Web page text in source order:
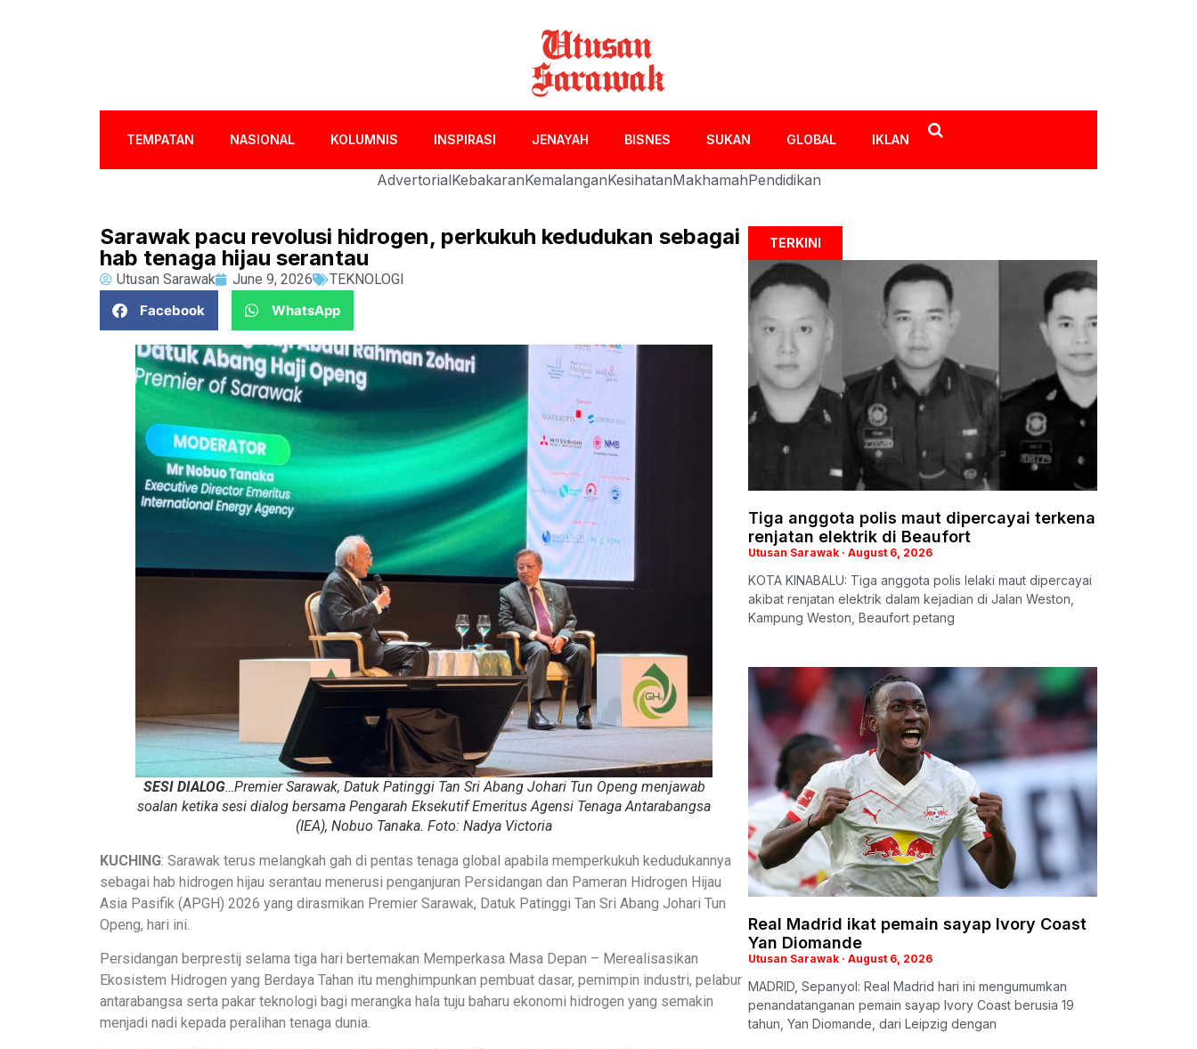
TEMPATAN NASIONAL KOLUMNIS INSPIRASI JENAYAH BISNES SUKAN GLOBAL IKLAN
AdvertorialKebakaranKemalanganKesihatanMakhamahPendidikan
Sarawak pacu revolusi hidrogen, perkukuh kedudukan sebagai
hab tenaga hijau serantau
Utusan Sarawak June 9, 2026
TEKNOLOGI
Facebook
WhatsApp
SESI DIALOG…Premier Sarawak, Datuk Patinggi Tan Sri Abang Johari Tun Openg menjawab
soalan ketika sesi dialog bersama Pengarah Eksekutif Emeritus Agensi Tenaga Antarabangsa
(IEA), Nobuo Tanaka. Foto: Nadya Victoria
KUCHING: Sarawak terus melangkah gah di pentas tenaga global apabila memperkukuh kedudukannya
sebagai hab hidrogen hijau serantau menerusi penganjuran Persidangan dan Pameran Hidrogen Hijau
Asia Pasifik (APGH) 2026 yang dirasmikan Premier Sarawak, Datuk Patinggi Tan Sri Abang Johari Tun
Openg, hari ini.
Persidangan berprestij selama tiga hari bertemakan Memperkasa Masa Depan – Merealisasikan
Ekosistem Hidrogen yang Berdaya Tahan itu menghimpunkan pembuat dasar, pemimpin industri, pelabur
antarabangsa serta pakar teknologi bagi merangka hala tuju baharu ekonomi hidrogen yang semakin
menjadi nadi kepada peralihan tenaga dunia.
TERKINI
Tiga anggota polis maut dipercayai terkena
renjatan elektrik di Beaufort
Utusan Sarawak August 6, 2026
KOTA KINABALU: Tiga anggota polis lelaki maut dipercayai
akibat renjatan elektrik dalam kejadian di Jalan Weston,
Kampung Weston, Beaufort petang
Real Madrid ikat pemain sayap Ivory Coast
Yan Diomande
Utusan Sarawak August 6, 2026
MADRID, Sepanyol: Real Madrid hari ini mengumumkan
penandatanganan pemain sayap Ivory Coast berusia 19
tahun, Yan Diomande, dari Leipzig dengan